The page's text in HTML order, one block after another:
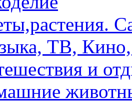
ТВ,
и